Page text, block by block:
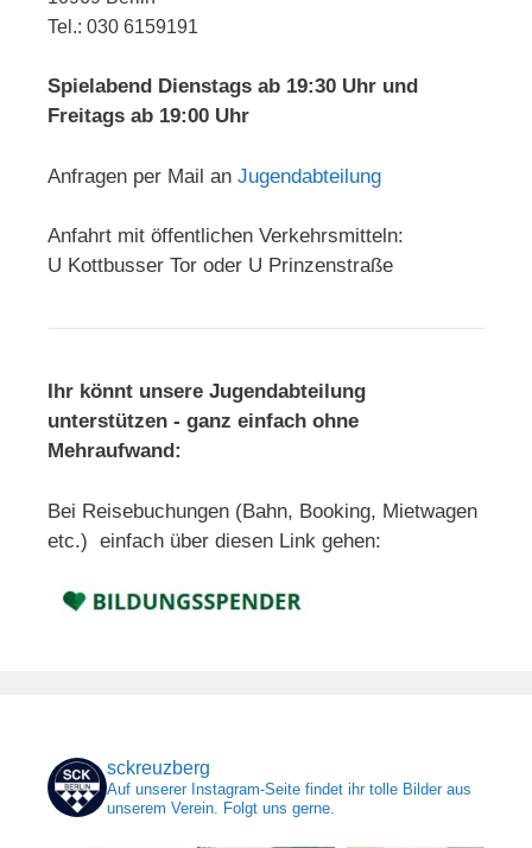
Tel.: 030 6159191
Spielabend Dienstags ab 19:30 Uhr und
Freitags ab 19:00 Uhr
Anfragen per Mail an Jugendabteilung
Anfahrt mit öffentlichen Verkehrsmitteln:
U Kottbusser Tor oder U Prinzenstraße
Ihr könnt unsere Jugendabteilung
unterstützen - ganz einfach ohne
Mehraufwand:
Bei Reisebuchungen (Bahn, Booking, Mietwagen
etc.) einfach über diesen Link gehen:
sckreuzberg
Auf unserer Instagram-Seite findet ihr tolle Bilder aus
unserem Verein. Folgt uns gerne.